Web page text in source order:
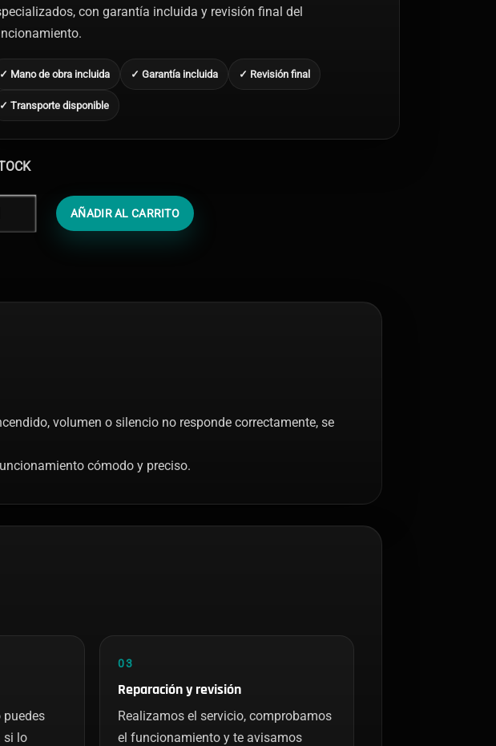
con garantía incluida y revisión final del
✓ Mano de obra incluida ✓ Garantía incluida ✓ Revisión final
✓ Transporte disponible
AÑADIR AL CARRITO
volumen o silencio no responde correctamente, se
cómodo y preciso.
puedes
si lo
03
Reparación y revisión
Realizamos el servicio, comprobamos
el funcionamiento y te avisamos